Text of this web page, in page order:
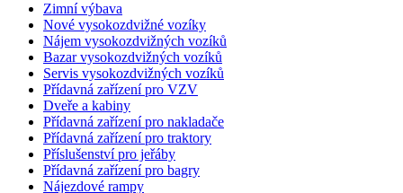
Zimní výbava
Nové vysokozdvižné vozíky
Nájem vysokozdvižných vozíků
Bazar vysokozdvižných vozíků
Servis vysokozdvižných vozíků
Přídavná zařízení pro VZV
Dveře a kabiny
Přídavná zařízení pro nakladače
Přídavná zařízení pro traktory
Příslušenství pro jeřáby
Přídavná zařízení pro bagry
Nájezdové rampy